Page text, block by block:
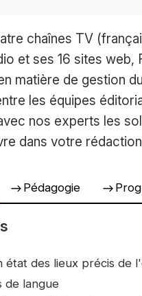
chaînes TV
et ses 16 sites
matière de gestion
les équipes
nos experts les
dans votre
Pédagogie
état des lieux précis de
de langue